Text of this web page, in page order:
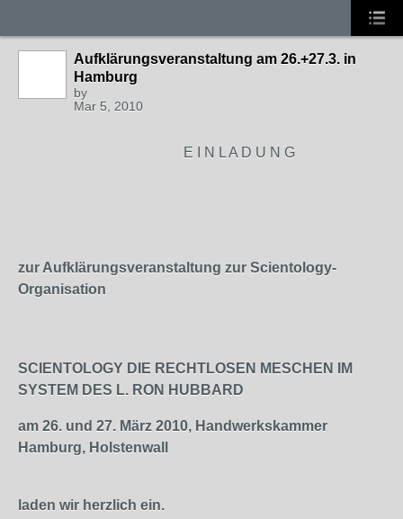
Aufklärungsveranstaltung am 26.+27.3. in
Hamburg
by
Mar 5, 2010
E I N L A D U N G
zur Aufklärungsveranstaltung zur Scientology-
Organisation
SCIENTOLOGY DIE RECHTLOSEN MESCHEN IM
SYSTEM DES L. RON HUBBARD
am 26. und 27. März 2010, Handwerkskammer
Hamburg, Holstenwall
laden wir herzlich ein.